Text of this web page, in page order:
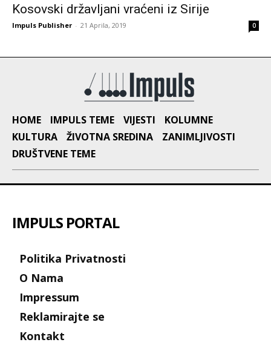
Kosovski državljani vraćeni iz Sirije
Impuls Publisher - 21 Aprila, 2019 0
HOME IMPULS TEME VIJESTI
KOLUMNE
KULTURA
ŽIVOTNA SREDINA
ZANIMLJIVOSTI
DRUŠTVENE TEME
IMPULS PORTAL
Politika Privatnosti
O Nama
Impressum
Reklamirajte se
Kontakt